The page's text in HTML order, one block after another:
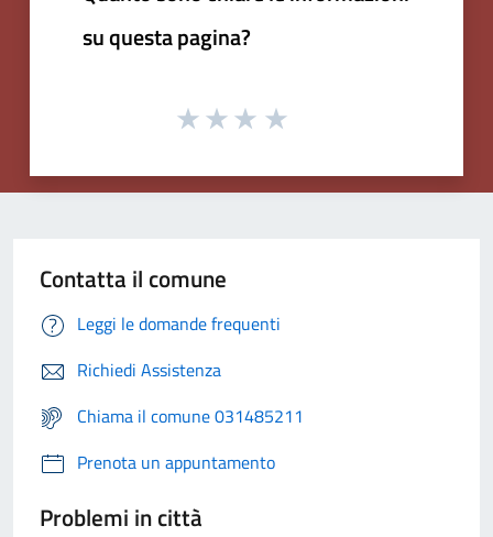
su questa pagina?
Contatta il comune
Leggi le domande frequenti
Richiedi Assistenza
Chiama il comune 031485211
Prenota un appuntamento
Problemi in città